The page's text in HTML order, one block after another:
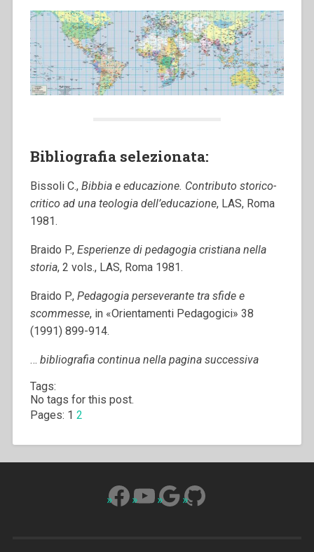
Bibliografia selezionata:
Bissoli C., Bibbia e educazione. Contributo storico-
critico ad una teologia dell’educazione, LAS, Roma
1981.
Braido P., Esperienze di pedagogia cristiana nella
storia, 2 vols., LAS, Roma 1981.
Braido P., Pedagogia perseverante tra sfide e
scommesse, in «Orientamenti Pedagogici» 38
(1991) 899-914.
… bibliografia continua nella pagina successiva
Tags:
No tags for this post.
Pages: 1 2
Facebook
YouTube
Google
GitHub